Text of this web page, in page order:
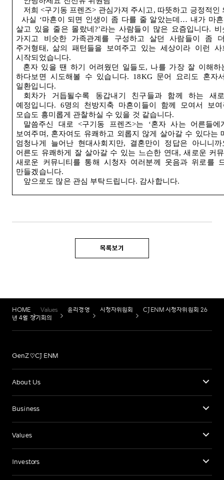
저희<구기동 프렌즈> 관심가져 주시고 , 따뜻하고 긍정적인
사실 ‘마흔이 되면 인생이 좀 다를 줄 알았는데 … 내가 마
살고 있을 줄은 몰랐네 ?’라는 사람들이 많은 요즘입니다. 비
가지고 비슷한 가족관계를 구성하고 살던 사람들이 좀
주거형태 ,삶의 패턴들을 보여주고 있는 세상이라 이런
시작되었습니다.
혼자 있을 땐 하기 어려웠던 일들도, 나를 가장 잘 이해하
하다보면 시도해볼 수 있습니다. 18KG 문어 요리도 혼자
일환입니다.
회차가 거듭될수록 동갑내기 친구들과 함께 하는 새
예정입니다. 6명의 천방지축 마흔이들이 함께 모여서 보
모습도 흥미롭게 관찰하실 수 있을 것 같습니다.
말씀주신 대로<구기동 프렌즈>는 ‘혼자 사는 어른들에
보여주며 , 혼자여도 유쾌하고 외롭지 않게 살아갈 수 있다는
엄청나게 늘어난 현대사회지만, 결혼만이 정답은 아니니까
어른도 유쾌하게 잘 살아갈 수 있는 느슨한 연대 ,새로운 커
새로운 커뮤니티를 통해 시청자 여러분께 웃음과 위로를
만들겠습니다.
앞으로도 많은 관심 부탁드립니다. 감사합니다.
목록보기
HOME Values 윤리경영 시청자위원회
CJENM 시청자위원회 26
년 4월 정기회의
GenZ♡CJ ENM
About Us
Business
Values
Investors